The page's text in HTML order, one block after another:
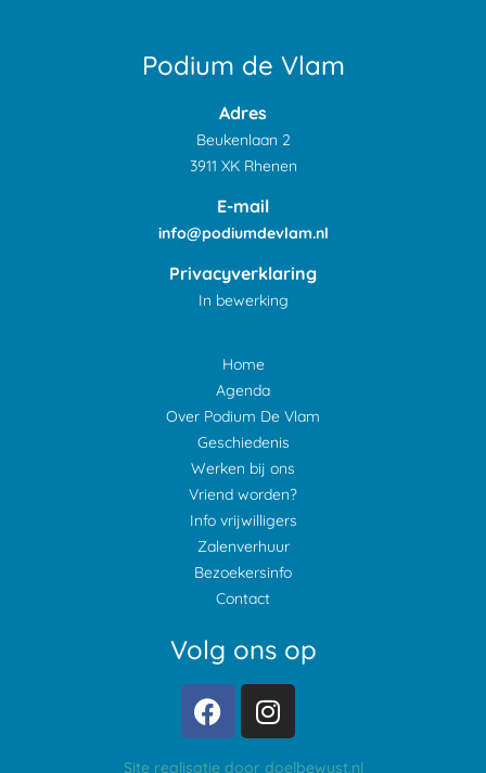
Podium de Vlam
Adres
Beukenlaan 2
3911 XK Rhenen
E-mail
info@podiumdevlam.nl
Privacyverklaring
In bewerking
Home
Agenda
Over Podium De Vlam
Geschiedenis
Werken bij ons
Vriend worden?
Info vrijwilligers
Zalenverhuur
Bezoekersinfo
Contact
Volg ons op
Site realisatie door doelbewust.nl